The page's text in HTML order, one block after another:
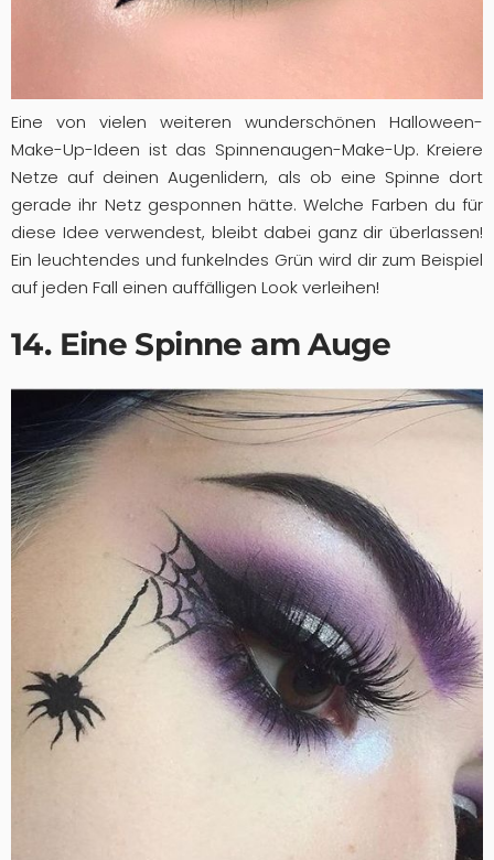
Eine von vielen weiteren wunderschönen Halloween-
Make-Up-Ideen ist das Spinnenaugen-Make-Up. Kreiere
Netze auf deinen Augenlidern, als ob eine Spinne dort
gerade ihr Netz gesponnen hätte. Welche Farben du für
diese Idee verwendest, bleibt dabei ganz dir überlassen!
Ein leuchtendes und funkelndes Grün wird dir zum Beispiel
auf jeden Fall einen auffälligen Look verleihen!
14. Eine Spinne am Auge